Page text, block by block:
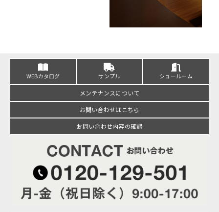
WEBカタログ サンプル ショールーム
メンテナンスについて
お問い合わせはこちら
お問い合わせ内容の確認